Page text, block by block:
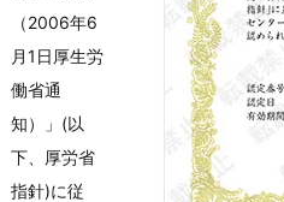
（2006年6
月1日厚生労
働省通
知）」(以
下、厚労省
指針)に従